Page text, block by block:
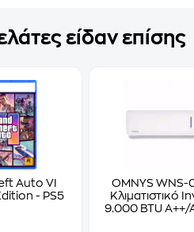
είδαν επίσης
Auto VI
- PS5
OMNYS WNS-
Κλιματιστικό
9.000 BTU A++/